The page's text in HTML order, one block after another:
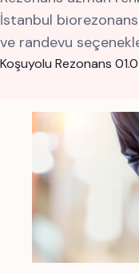
İstanbul
ve randevu
Koşuyolu Rezonans